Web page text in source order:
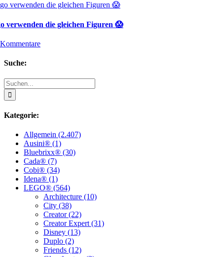
verwenden die gleichen Figuren 😱
Suche:
Suche
nach:
Kategorie:
Allgemein (2.407)
Ausini® (1)
Bluebrixx® (30)
Cada® (7)
Cobi® (34)
Idena® (1)
LEGO® (564)
Architecture (10)
City (38)
Creator (22)
Creator Expert (31)
Disney (13)
Duplo (2)
Friends (12)